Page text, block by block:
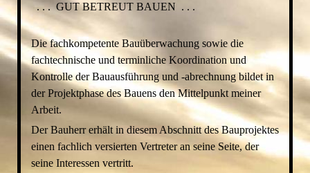
. . . GUT BETREUT BAUEN . . .
Die fachkompetente Bauüberwachung sowie die
fachtechnische und terminliche Koordination und
Kontrolle der Bauausführung und -abrechnung bildet in
der Projektphase des Bauens den Mittelpunkt meiner
Arbeit.
Der Bauherr erhält in diesem Abschnitt des Bauprojektes
einen fachlich versierten Vertreter an seine Seite, der
seine Interessen vertritt.